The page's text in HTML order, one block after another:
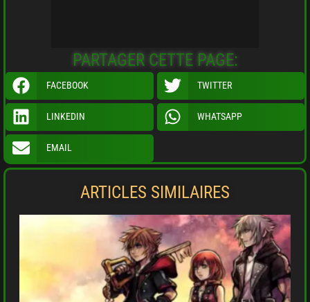
PARTAGER CETTE PAGE:
FACEBOOK TWITTER
LINKEDIN WHATSAPP
EMAIL
ARTICLES SIMILAIRES